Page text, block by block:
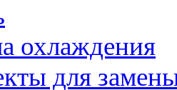
охлаждения
для